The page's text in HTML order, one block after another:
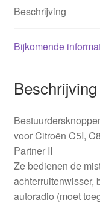
Beschrijving
Bijkomende
Beschrijving
voor Citroën C5I,
Partner II
Ze bedienen de
achterruitenwisser,
autoradio (moet